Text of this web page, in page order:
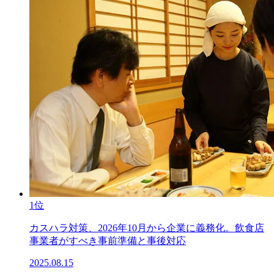
1位
カスハラ対策、2026年10月から企業に義務化。飲食店
事業者がすべき事前準備と事後対応
2025.08.15